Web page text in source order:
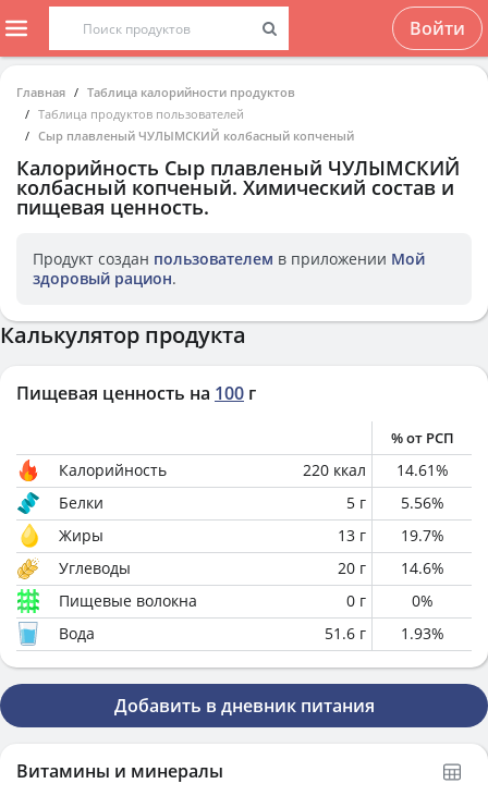
Войти
Главная
Таблица калорийности продуктов
Таблица продуктов пользователей
Сыр плавленый ЧУЛЫМСКИЙ колбасный копченый
Калорийность Сыр плавленый ЧУЛЫМСКИЙ
колбасный копченый. Химический состав и
пищевая ценность.
Продукт создан пользователем в приложении Мой
здоровый рацион.
Калькулятор продукта
Пищевая ценность на 100 г
% от РСП
Калорийность 220 ккал 14.61%
Белки
5 г 5.56%
Жиры
13 г 19.7%
Углеводы
20 г 14.6%
Пищевые волокна
0 г 0%
Вода
51.6 г 1.93%
Добавить в дневник питания
Витамины и минералы